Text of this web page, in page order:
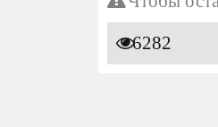
6282